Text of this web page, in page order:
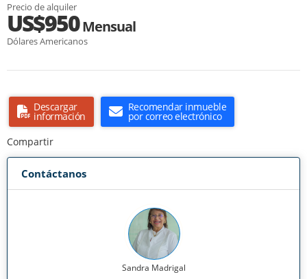
Precio de alquiler
US$950Mensual
Dólares Americanos
Descargar
información
Recomendar inmueble
por correo electrónico
Compartir
Contáctanos
Sandra Madrigal